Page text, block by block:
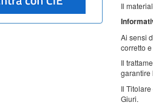
Il
Ai sensi
corretto
Il
garantire
Il
Giuri.